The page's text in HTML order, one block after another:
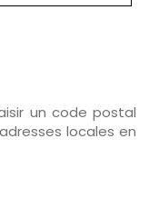
un code postal
locales en